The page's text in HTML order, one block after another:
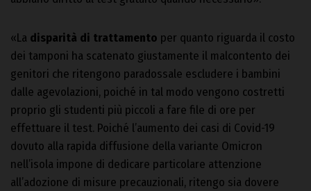
«La disparità di trattamento per quanto riguarda il costo
dei tamponi ha scatenato giustamente il malcontento dei
genitori che ritengono paradossale escludere i bambini
dalle agevolazioni, poiché in tal modo vengono costretti
proprio gli studenti più piccoli a fare file di ore per
effettuare il test. Poiché l’aumento dei casi di Covid-19
dovuto alla rapida diffusione della variante Omicron
nell’isola impone di dedicare particolare attenzione
all’adozione di misure precauzionali, ritengo sia dovere